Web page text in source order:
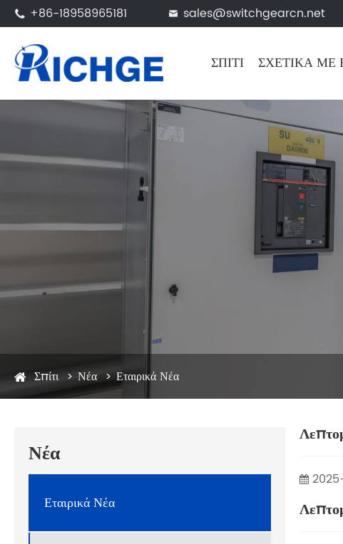
 +86-18958965181  sales@switchgearcn.net
ΣΠΊΤΙ ΣΧΕΤΙΚΆ ΜΕ
Σπίτι Νέα Εταιρικά Νέα
Νέα
Εταιρικά Νέα